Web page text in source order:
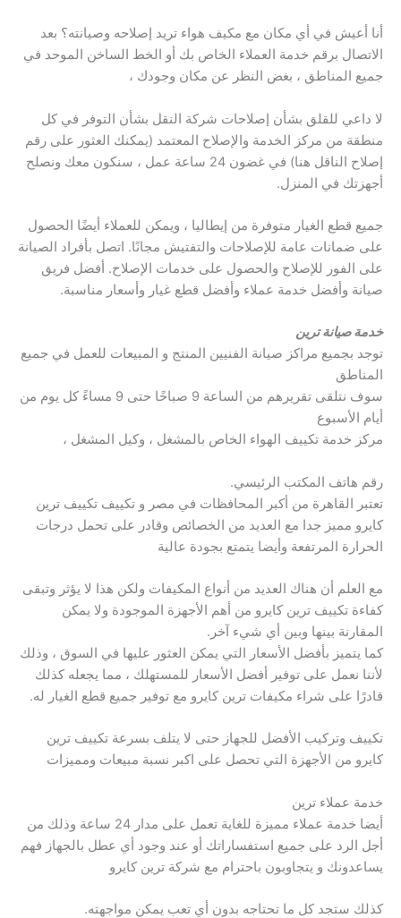
أنا أعيش في أي مكان مع مكيف هواء تريد إصلاحه وصيانته؟ بعد
الاتصال برقم خدمة العملاء الخاص بك أو الخط الساخن الموحد في
جميع المناطق ، بغض النظر عن مكان وجودك ،
لا داعي للقلق بشأن إصلاحات شركة النقل بشأن التوفر في كل
منطقة من مركز الخدمة والإصلاح المعتمد (يمكنك العثور على رقم
إصلاح الناقل هنا) في غضون 24 ساعة عمل ، سنكون معك ونصلح
أجهزتك في المنزل.
جميع قطع الغيار متوفرة من إيطاليا ، ويمكن للعملاء أيضًا الحصول
على ضمانات عامة للإصلاحات والتفتيش مجانًا. اتصل بأفراد الصيانة
على الفور للإصلاح والحصول على خدمات الإصلاح. أفضل فريق
صيانة وأفضل خدمة عملاء وأفضل قطع غيار وأسعار مناسبة.
خدمة صيانة ترين
توجد بجميع مراكز صيانة الفنيين المنتج و المبيعات للعمل في جميع
المناطق
سوف نتلقى تقريرهم من الساعة 9 صباحًا حتى 9 مساءً كل يوم من
أيام الأسبوع
مركز خدمة تكييف الهواء الخاص بالمشغل ، وكيل المشغل ،
رقم هاتف المكتب الرئيسي.
تعتبر القاهرة من أكبر المحافظات في مصر و تكييف تكييف ترين
كايرو مميز جدا مع العديد من الخصائص وقادر على تحمل درجات
الحرارة المرتفعة وأيضا يتمتع بجودة عالية
مع العلم أن هناك العديد من أنواع المكيفات ولكن هذا لا يؤثر وتبقى
كفاءة تكييف ترين كايرو من أهم الأجهزة الموجودة ولا يمكن
المقارنة بينها وبين أي شيء آخر.
كما يتميز بأفضل الأسعار التي يمكن العثور عليها في السوق ، وذلك
لأننا نعمل على توفير أفضل الأسعار للمستهلك ، مما يجعله كذلك
قادرًا على شراء مكيفات ترين كايرو مع توفير جميع قطع الغيار له.
تكييف وتركيب الأفضل للجهاز حتى لا يتلف بسرعة تكييف ترين
كايرو من الأجهزة التي تحصل على اكبر نسبة مبيعات ومميزات
خدمة عملاء ترين
أيضا خدمة عملاء مميزة للغاية تعمل على مدار 24 ساعة وذلك من
أجل الرد على جميع استفساراتك أو عند وجود أي عطل بالجهاز فهم
يساعدونك و يتجاوبون باحترام مع شركة ترين كايرو
كذلك ستجد كل ما تحتاجه بدون أي تعب يمكن مواجهته.